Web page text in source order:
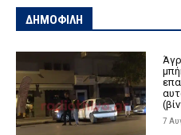
ΔΗΜΟΦΙΛΗ
7